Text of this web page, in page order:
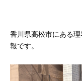
香川県高松市にある
報です。